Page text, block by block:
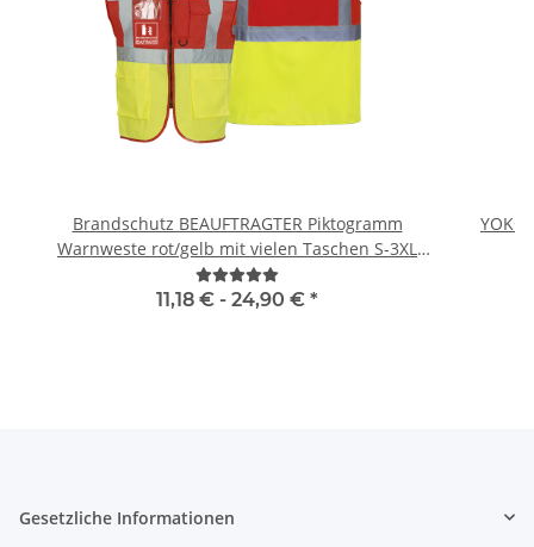
Brandschutz BEAUFTRAGTER Piktogramm
Warnweste rot/gelb mit vielen Taschen S-3XL
"BRAND22 Linie"
11,18 € - 24,90 € *
Gesetzliche Informationen